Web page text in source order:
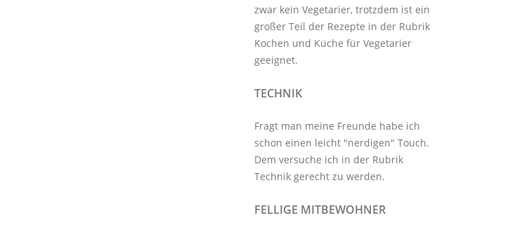
zwar kein Vegetarier, trotzdem ist ein
großer Teil der Rezepte in der Rubrik
Kochen und Küche für Vegetarier
geeignet.
TECHNIK
Fragt man meine Freunde habe ich
schon einen leicht "nerdigen" Touch.
Dem versuche ich in der Rubrik
Technikgerecht zu werden.
FELLIGE MITBEWOHNER